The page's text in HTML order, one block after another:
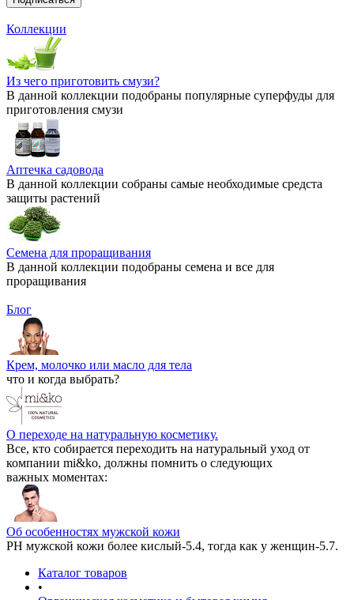
Коллекции
Из чего приготовить смузи?
В данной коллекции подобраны популярные суперфуды для
приготовления смузи
Аптечка садовода
В данной коллекции собраны самые необходимые средста
защиты растений
Семена для проращивания
В данной коллекции подобраны семена и все для
проращивания
Блог
Крем, молочко или масло для тела
что и когда выбрать?
О переходе на натуральную косметику.
Все, кто собирается переходить на натуральный уход от
компании mi&ko, должны помнить о следующих
важных моментах:
Об особенностях мужской кожи
РН мужской кожи более кислый-5.4, тогда как у женщин-5.7.
Каталог товаров
•